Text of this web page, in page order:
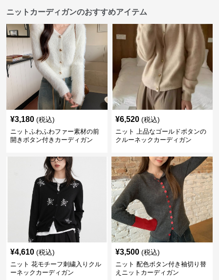
ニットカーディガンのおすすめアイテム
¥3,180 (税込)
ニットふわふわファー素材の前
開きボタン付きカーディガン
¥6,520 (税込)
ニット 上品なゴールドボタンの
クルーネックカーディガン
¥4,610 (税込)
ニット 花モチーフ刺繍入りクル
ーネックカーディガン
¥3,500 (税込)
ニット 配色ボタン付き袖切り替
えニットカーディガン